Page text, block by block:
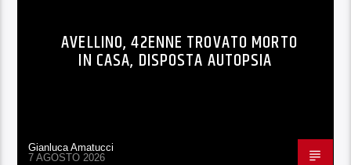
AVELLINO, 42ENNE TROVATO MORTO
IN CASA, DISPOSTA AUTOPSIA
Gianluca Amatucci
7 AGOSTO 2026